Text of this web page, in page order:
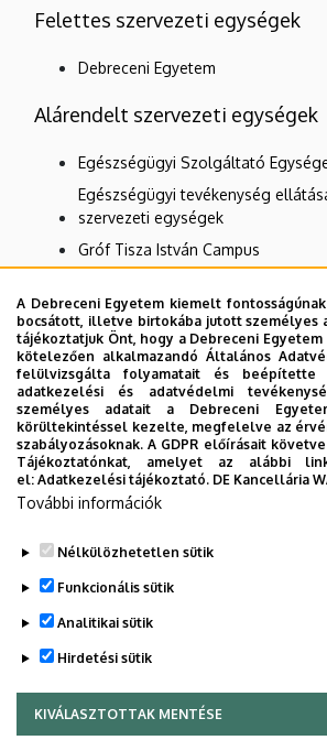
Felettes szervezeti egységek
Debreceni Egyetem
Alárendelt szervezeti egységek
Egészségügyi Szolgáltató
Egészségügyi tevékenység
szervezeti egységek
Gróf Tisza István Campus
KK Diagnosztikáért felelős alelnök
KK Orvosszakmai alelnök
Nincs találat.
Dolgozói adatmódosítás
telefonkönyvében
A Debreceni Egyetem kiemelt
bocsátott, illetve birtokába jutott személyes
tájékoztatjuk Önt, hogy a Debreceni Egyetem
kötelezően alkalmazandó Általános
felülvizsgálta folyamatait és beépítette
adatkezelési és adatvédelmi
személyes adatait a Debreceni
körültekintéssel kezelte, megfelelve az
szabályozásoknak. A GDPR előírásait
Tájékoztatónkat, amelyet az alábbi
el: Adatkezelési tájékoztató. DE Kancellária
További információk
Nélkülözhetetlen sütik
Funkcionális sütik
Analitikai sütik
Hirdetési sütik
KIVÁLASZTOTTAK MENTÉSE
WITHDRAW CONSENT